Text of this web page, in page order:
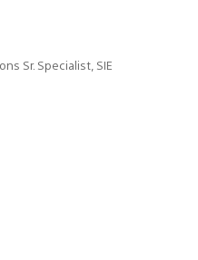
Sr. Specialist, SIE